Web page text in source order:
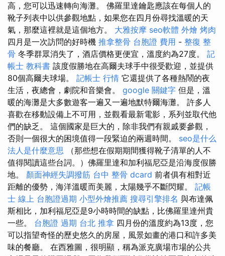
高，您可以迅速轉向海灘。 佛羅里達鑰匙應該在每個人的
靴子列表中以供參觀地點，如果您在四月份尋找溫暖的天
氣，那麼這裡就是這個地方。 大雅按摩 seo軟體 外燴 烤肉
四月是一次訪問的好時機 推拿整骨 台胞證 費用 - 整復 整
骨 冬季群眾消失了，酒店價格更便宜，溫度約為27度。 記
帳士 教科書 該度假勝地在高爾夫球手中很受歡迎，並提供
80個高爾夫球場。 記帳士 行情 它還提供了各種熱鬧的夜
生活，夜總會，劇院和音樂會。 google 關鍵字 但是，溫
暖的海灘是大多數遊客一遍又一遍地默特爾海灘。 許多人
喜歡在移動設備上不可用，並觀看最新電影，系列並取代他
們的缺乏。 這個國家是巨大的，除非我們有親戚要參觀，
否則一個很大的困境值得一段緊迫的兩週時間。 seo是什么
法人是什麼意思 （那些想在假期期間獲得靴子清單的人不
值得閱讀這些台詞。）佛羅里達和加利福尼亞是沿海度假勝
地。 顏面神經失調撥筋 台中 整骨 dcard 前者俱有相對近
距離的優勢，海洋溫暖而美麗，太陽幾乎不斷閃耀。 記帳
士 線上 台胞證過期 小型外燴推薦 搜尋引擎排名 與布達佩
斯相比，加利福尼亞是9小時時間的缺點，比佛羅里達州貴
一些。 台胞證 過期 台北 推拿 四月份的溫度約為13度，您
可以指望奇怪的歷史悠久的房屋，風景如畫的港口和許多美
味的餐廳。 在西雅圖，很明顯，稱為派克廣場市場的公共